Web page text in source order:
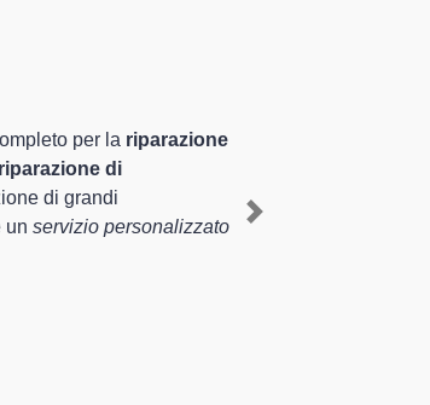
nel territorio di Albuzzano e provincia per
il ripristino rapido del corretto
sugli elettrodomestici da riparare per farli
Next